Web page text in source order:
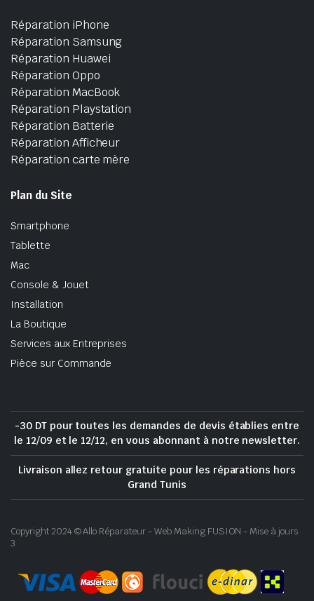
Réparation iPhone
Réparation Samsung
Réparation Huawei
Réparation Oppo
Réparation MacBook
Réparation Playstation
Réparation Batterie
Réparation Afficheur
Réparation carte mère
Plan du Site
Smartphone
Tablette
Mac
Console & Jouet
Installation
La Boutique
Services aux Entreprises
Pièce sur Commande
-30 DT pour toutes les demandes de devis établies entre
le 12/09 et le 12/12, en vous abonnant à notre newsletter.
Livraison allez retour gratuite pour les réparations hors
Grand Tunis
Copyright 2024 © Allo Réparateur - Web Making FUSION - Mise à jours
3